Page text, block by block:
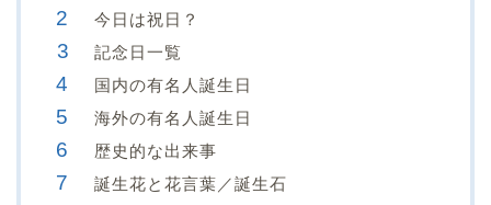
今日は祝日？
記念日一覧
国内の有名人誕生日
海外の有名人誕生日
歴史的な出来事
誕生花と花言葉／誕生石